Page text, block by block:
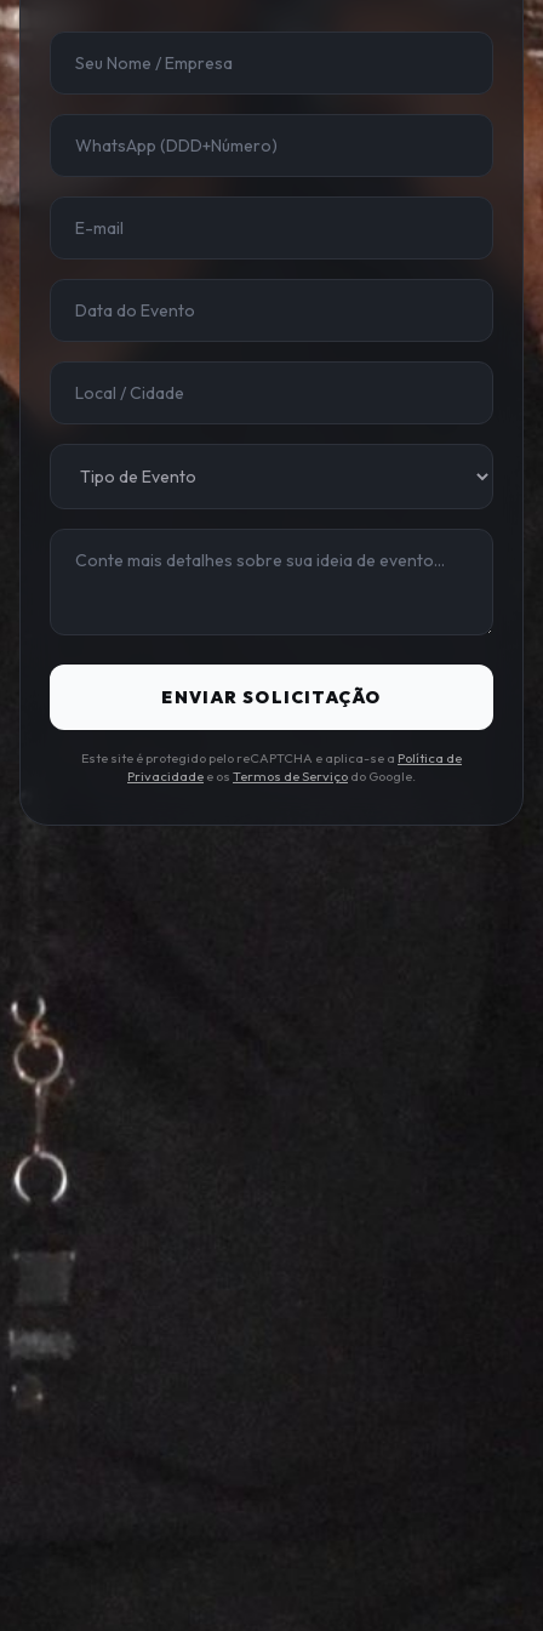
ENVIAR SOLICITAÇÃO
Este site é protegido pelo reCAPTCHA e aplica-se a Política de
Privacidade e os Termos de Serviço do Google.